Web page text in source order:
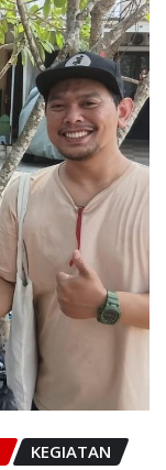
KEGIATAN